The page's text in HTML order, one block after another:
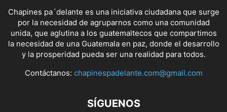
Chapines pa´delante es una iniciativa ciudadana que surge
por la necesidad de agruparnos como una comunidad
unida, que aglutina a los guatemaltecos que compartimos
la necesidad de una Guatemala en paz, donde el desarrollo
y la prosperidad pueda ser una realidad para todos.
Contáctanos: chapinespadelante.com@gmail.com
SÍGUENOS